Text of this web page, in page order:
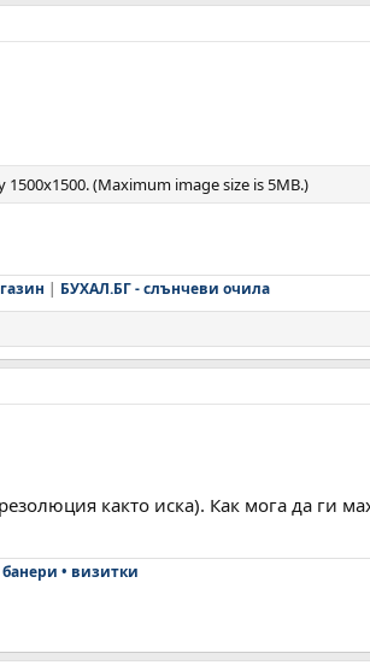
(Maximum image size is 5MB.)
| БУХАЛ.БГ - слънчеви очила
както иска). Как мога да ги
• визитки​